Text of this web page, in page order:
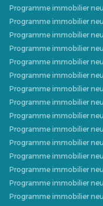
Programme immobilier
Programme immobilier
Programme immobilier
Programme immobilier
Programme immobilier
Programme immobilier
Programme immobilier
Programme immobilier
Programme immobilier
Programme immobilier
Programme immobilier
Programme immobilier
Programme immobilier
Programme immobilier
Programme immobilier